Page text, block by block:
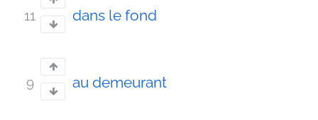
11 dans le fond
9 au demeurant